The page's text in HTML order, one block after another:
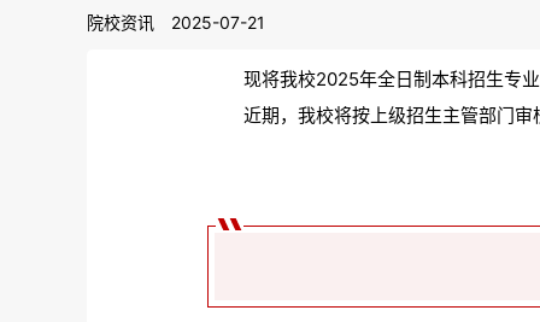
院校资讯 2025-07-21
现将我校2025年全日制本科招生专
近期，我校将按上级招生主管部门